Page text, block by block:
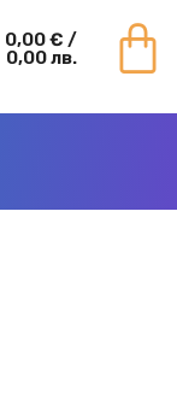
0,00€ /
0,00 лв.